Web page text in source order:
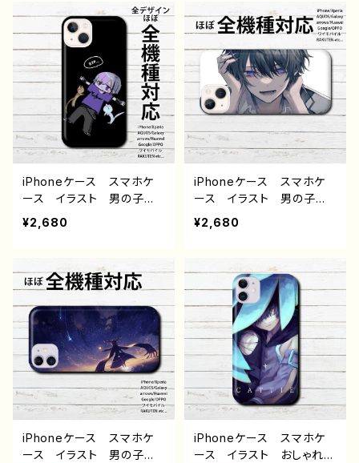
レ iPhone15/14/13/12/11
AQUOS Xperia Goo
glepixel Galaxy Andr
oid アンドロイド ケー
ス ゴシック ドレス 白
髪 銀髪 個性的 おすす
め 人気 イラストレータ
ー クリエイター 絵師
オリジナル デザイン グッ
ズ タイトル：黒野京 デザイ
ン52 作：黒野京
5/14/13/12/11 AQUOS
Xperia Googlepixel
Galaxy Android アンド
ロイド ケース 少年 銀
髪 個性的 おすすめ 人
気 イラストレーター クリ
エイター 絵師 オリジナ
トル：黒野京 デザイン54
作：黒野京
iPhoneケース スマホケ
ース イラスト 男の子
かっこいい かわいい ゆ
るい ねこ イケメン お
5/14/13/12/11 AQUOS
Xperia Googlepixel
Galaxy Android アンド
ロイド ケース 少年 銀
髪 個性的 おすすめ 人
気 イラストレーター クリ
エイター 絵師 オリジナ
ル デザイン グッズ タイ
トル：黒野京 デザイン55
作：黒野京
¥2,680
iPhoneケース スマホケ
ース イラスト 男の子
かっこいい イケメン エモ
い おしゃれ メンズ iPh
OS Xperia Googlepix
el Galaxy Android
アンドロイド ケース 少
年 黒髪 個性的 おすす
め 人気 イラストレータ
ー クリエイター 絵師
オリジナル デザイン グッ
ズ タイトル：黒野京 デザイ
ン56 作：黒野京
¥2,680
iPhoneケース スマホケ
ース イラスト 男の子
iPhoneケース スマホケ
ース イラスト おしゃれ